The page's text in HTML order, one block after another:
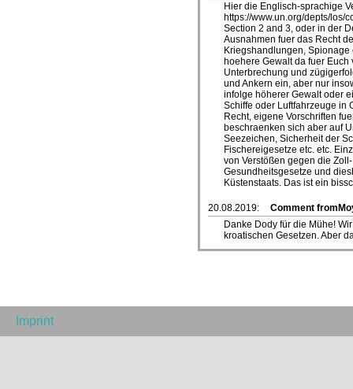
Hier die Englisch-sprachige
https://www.un.org/depts/los/
Section 2 and 3, oder in der
Ausnahmen fuer das Recht
Kriegshandlungen, Spionage
hoehere Gewalt da fuer
Unterbrechung und
und Ankern ein, aber nur
infolge höherer Gewalt oder
Schiffe oder Luftfahrzeuge in
Recht, eigene Vorschriften
beschraenken sich aber auf
Seezeichen, Sicherheit der
Fischereigesetze etc. etc.
von Verstößen gegen die
Gesundheitsgesetze und
Küstenstaats. Das ist ein
20.08.2019:
Comment
Danke Dody für die Mühe!
kroatischen Gesetzen. Aber
Imprint